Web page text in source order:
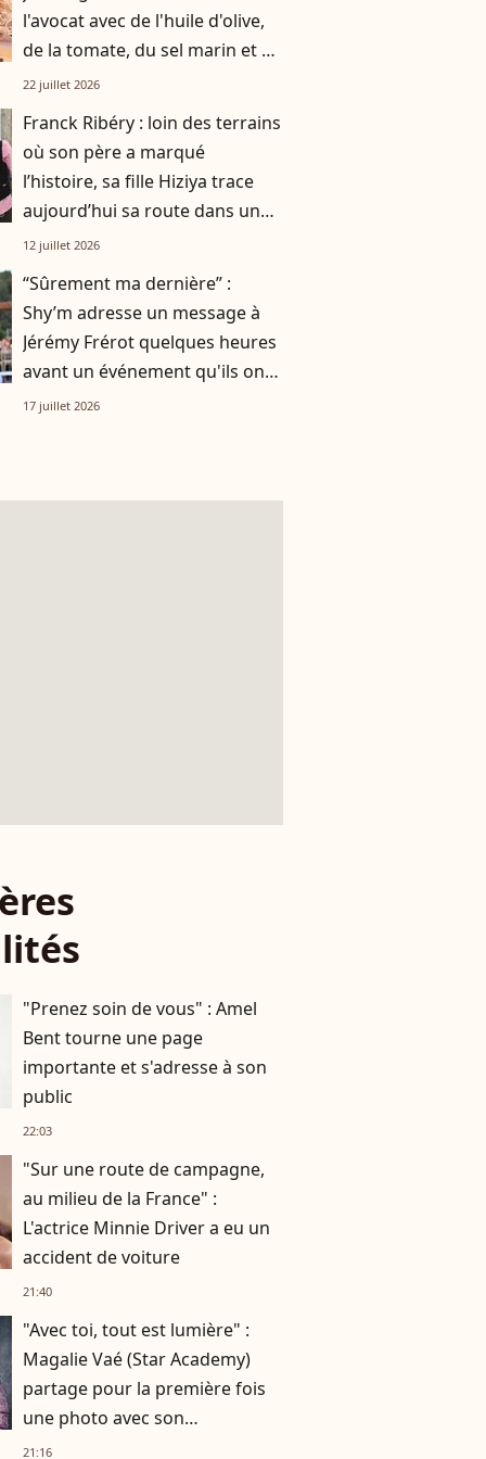
l'avocat avec de l'huile d'olive,
de la tomate, du sel marin et un
smoothie"
22 juillet 2026
Franck Ribéry : loin des terrains
où son père a marqué
l’histoire, sa fille Hiziya trace
aujourd’hui sa route dans un
tout autre univers
12 juillet 2026
“Sûrement ma dernière” :
Shy’m adresse un message à
Jérémy Frérot quelques heures
avant un événement qu'ils ont
vécu ensemble
17 juillet 2026
"Prenez soin de vous" : Amel
Bent tourne une page
importante et s'adresse à son
public
22:03
"Sur une route de campagne,
au milieu de la France" :
L'actrice Minnie Driver a eu un
accident de voiture
21:40
"Avec toi, tout est lumière" :
Magalie Vaé (Star Academy)
partage pour la première fois
une photo avec son
compagnon
21:16